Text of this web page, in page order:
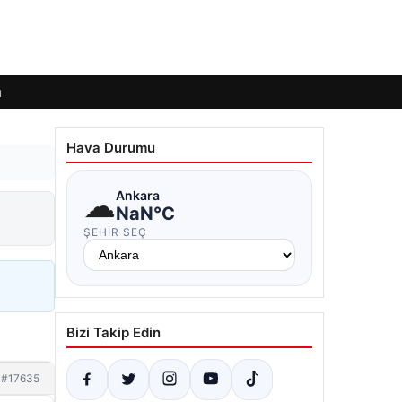
#17635
Hava Durumu
☁Ankara
NaN°C
ŞEHIR SEÇ
Bizi Takip Edin